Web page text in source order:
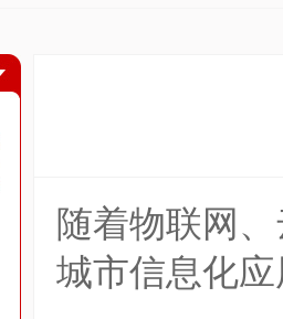
随着物联网
城市信息化